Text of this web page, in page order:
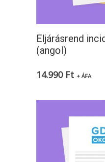
Eljárásrend
(angol)
14.990 Ft + ÁFA